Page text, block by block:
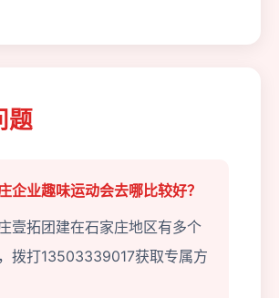
题
企业趣味运动会去哪比较好？
壹拓团建在石家庄地区有多个
拨打13503339017获取专属方